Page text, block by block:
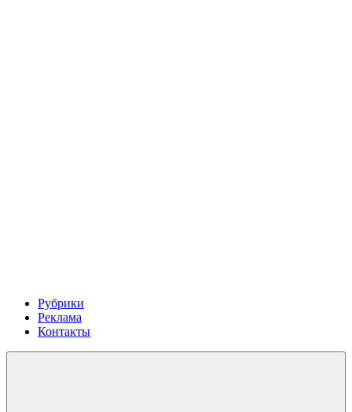
Рубрики
Реклама
Контакты